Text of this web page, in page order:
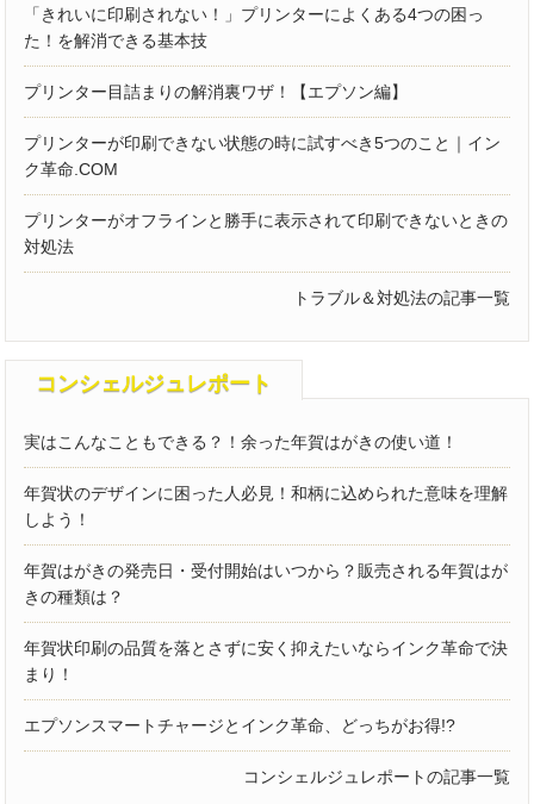
「きれいに印刷されない！」プリンターによくある4つの困っ
た！を解消できる基本技
プリンター目詰まりの解消裏ワザ！【エプソン編】
プリンターが印刷できない状態の時に試すべき5つのこと｜イン
ク革命.COM
プリンターがオフラインと勝手に表示されて印刷できないときの
対処法
トラブル＆対処法の記事一覧
コンシェルジュレポート
実はこんなこともできる？！余った年賀はがきの使い道！
年賀状のデザインに困った人必見！和柄に込められた意味を理解
しよう！
年賀はがきの発売日・受付開始はいつから？販売される年賀はが
きの種類は？
年賀状印刷の品質を落とさずに安く抑えたいならインク革命で決
まり！
エプソンスマートチャージとインク革命、どっちがお得!?
コンシェルジュレポートの記事一覧